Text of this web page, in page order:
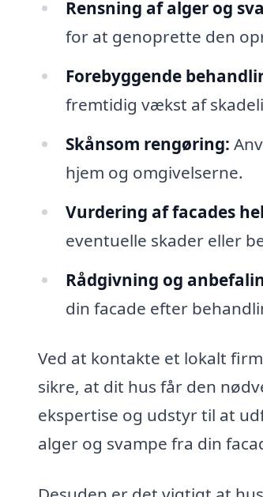
Rensning af alger og
for at genoprette den
Forebyggende
fremtidig vækst af
Skånsom rengøring:
hjem og omgivelserne.
Vurdering af facades
eventuelle skader eller
Rådgivning og
din facade efter
Ved at kontakte et lokalt
sikre, at dit hus får den
ekspertise og udstyr til at
alger og svampe fra din